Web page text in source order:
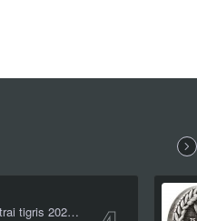
Szumátrai tigris 2020 1 uncia ausztrál ezüst pénzérme